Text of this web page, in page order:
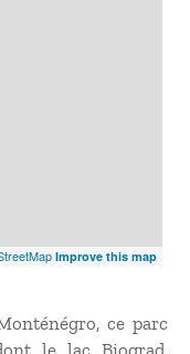
Improve this map
ce parc
le lac Biograd,